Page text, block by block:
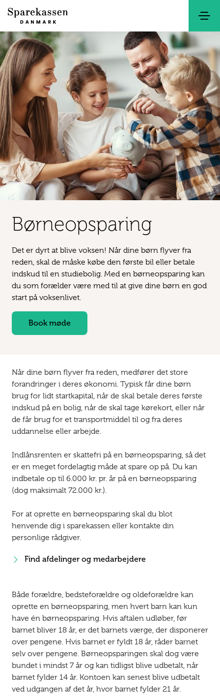
Børne­opsparing
Det er dyrt at blive voksen! Når dine børn flyver fra
reden, skal de måske købe den første bil eller betale
indskud til en studiebolig. Med en børneopsparing kan
du som forælder være med til at give dine børn en god
start på voksenlivet.
Book møde
Når dine børn flyver fra reden, medfører det store
forandringer i deres økonomi. Typisk får dine børn
brug for lidt startkapital, når de skal betale deres første
indskud på en bolig, når de skal tage kørekort, eller når
de får brug for et transportmiddel til og fra deres
uddannelse eller arbejde.
Indlånsrenten er skattefri på en børneopsparing, så det
er en meget fordelagtig måde at spare op på. Du kan
indbetale op til 6.000 kr. pr. år på en børneopsparing
(dog maksimalt 72.000 kr.).
For at oprette en børneopsparing skal du blot
henvende dig i sparekassen eller kontakte din
personlige rådgiver.
Find afdelinger og medarbejdere
Både forældre, bedsteforældre og oldeforældre kan
oprette en børneopsparing, men hvert barn kan kun
have én børneopsparing. Hvis aftalen udløber, før
barnet bliver 18 år, er det barnets værge, der disponerer
over pengene. Hvis barnet er fyldt 18 år, råder barnet
selv over pengene. Børneopsparingen skal dog være
bundet i mindst 7 år og kan tidligst blive udbetalt, når
barnet fylder 14 år. Kontoen kan senest blive udbetalt
ved udgangen af det år, hvor barnet fylder 21 år.